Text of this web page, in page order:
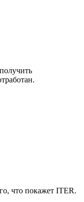
что покажет ITER.